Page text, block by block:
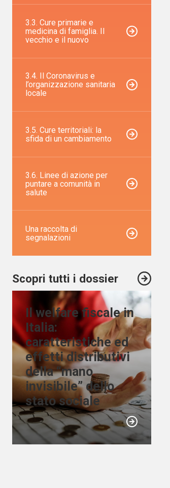
3.3. Cure primarie e
medicina di famiglia. Il
vecchio e il nuovo
3.4. Il Coronavirus e
l’organizzazione sanitaria
locale
3.5. Cure territoriali: la
sfida di un cambiamento
3.6. Linee di azione per
puntare a comunità in
salute
Una raccolta di
segnalazioni
Scopri tutti i dossier
Il welfare fiscale in
Italia:
caratteristiche ed
effetti distributivi
della “mano
invisibile” dello
stato sociale